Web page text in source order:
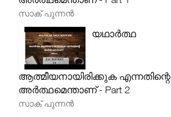
സാക് പുന്നൻ
യഥാർത്ഥ
ആത്മീയനായിരിക്കുക എന്നതിന്റെ
അർത്ഥമെന്താണ് - Part 2
സാക് പുന്നൻ